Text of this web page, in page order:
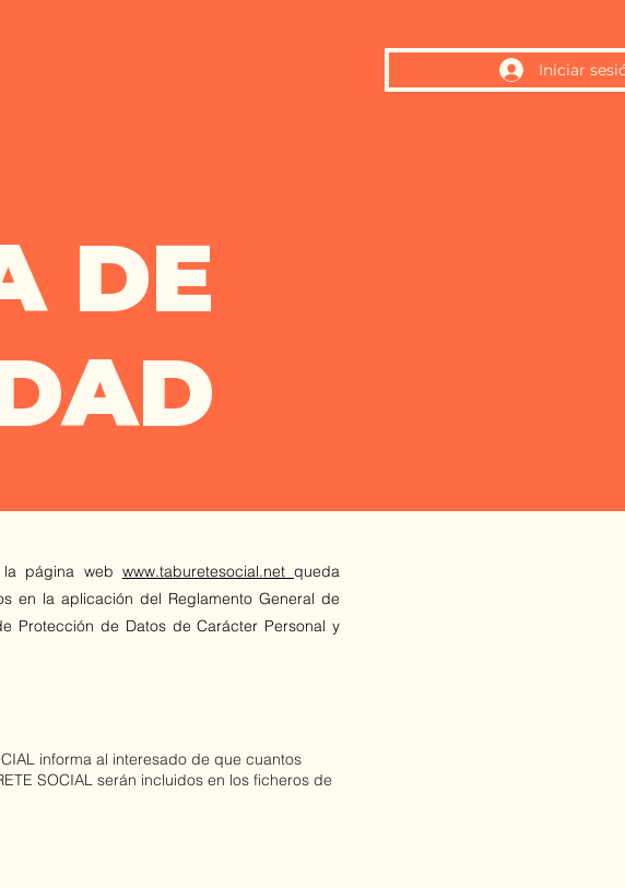
Iniciar
DE
página web www.taburetesocial.net queda
en la aplicación del Reglamento General de
Protección de Datos de Carácter Personal y
informa al interesado de que cuantos
SOCIAL serán incluidos en los ficheros de